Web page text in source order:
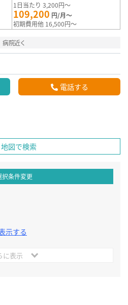
1日当たり 3,200円～
109,200 円/月～
初期費用他 16,500円～
病院近く
電話する
地図で検索
択条件変更
示する
に表示